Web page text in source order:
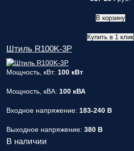
В корзину
Купить в 1 клик
Штиль R100K-3P
Мощность, кВт: 100 кВт
Мощность, кВА: 100 кВА
Входное напряжение: 183-240 В
Выходное напряжение: 380 В
В наличии